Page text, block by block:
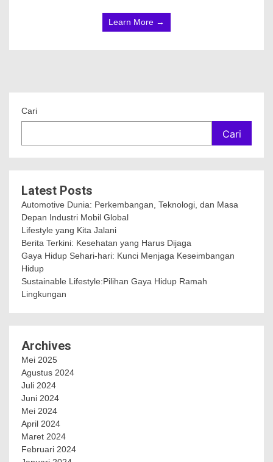
Learn More →
Cari
Cari
Latest Posts
Automotive Dunia: Perkembangan, Teknologi, dan Masa
Depan Industri Mobil Global
Lifestyle yang Kita Jalani
Berita Terkini: Kesehatan yang Harus Dijaga
Gaya Hidup Sehari-hari: Kunci Menjaga Keseimbangan
Hidup
Sustainable Lifestyle:Pilihan Gaya Hidup Ramah
Lingkungan
Archives
Mei 2025
Agustus 2024
Juli 2024
Juni 2024
Mei 2024
April 2024
Maret 2024
Februari 2024